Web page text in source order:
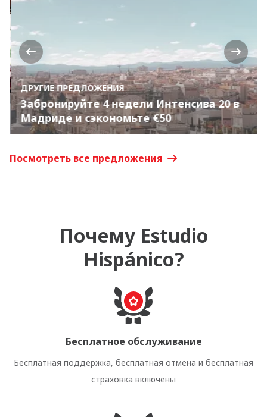
ДРУГИЕ ПРЕДЛОЖЕНИЯ
Забронируйте 4 недели Интенсива 20 в
Мадриде и сэкономьте €50
Посмотреть все предложения
Почему Estudio
Hispánico?
Бесплатное обслуживание
Бесплатная поддержка, бесплатная отмена и бесплатная
страховка включены